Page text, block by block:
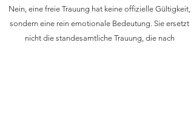
Nein, eine freie Trauung hat keine offizielle Gültigkeit,
sondern eine rein emotionale Bedeutung. Sie ersetzt
nicht die standesamtliche Trauung, die nach